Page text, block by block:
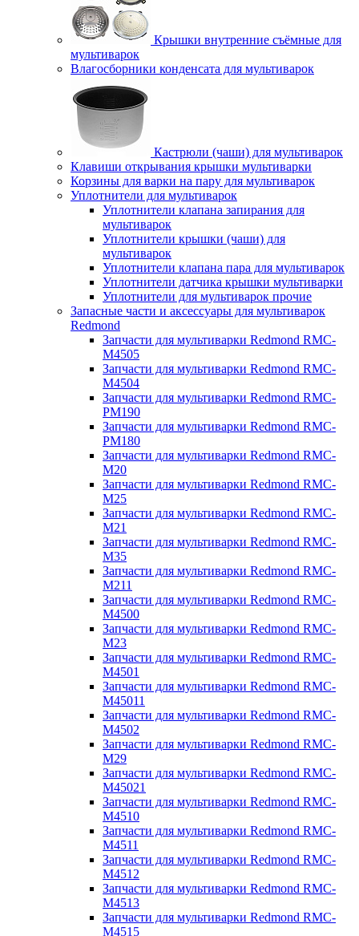
Крышки внутренние съёмные для
мультиварок
Влагосборники конденсата для мультиварок
Кастрюли (чаши) для мультиварок
Клавиши открывания крышки мультиварки
Корзины для варки на пару для мультиварок
Уплотнители для мультиварок
Уплотнители клапана запирания для
мультиварок
Уплотнители крышки (чаши) для
мультиварок
Уплотнители клапана пара для мультиварок
Уплотнители датчика крышки мультиварки
Уплотнители для мультиварок прочие
Запасные части и аксессуары для мультиварок
Redmond
Запчасти для мультиварки Redmond RMC-
M4505
Запчасти для мультиварки Redmond RMC-
M4504
Запчасти для мультиварки Redmond RMC-
PM190
Запчасти для мультиварки Redmond RMC-
PM180
Запчасти для мультиварки Redmond RMC-
M20
Запчасти для мультиварки Redmond RMC-
M25
Запчасти для мультиварки Redmond RMC-
M21
Запчасти для мультиварки Redmond RMC-
M35
Запчасти для мультиварки Redmond RMC-
M211
Запчасти для мультиварки Redmond RMC-
M4500
Запчасти для мультиварки Redmond RMC-
M23
Запчасти для мультиварки Redmond RMC-
M4501
Запчасти для мультиварки Redmond RMC-
M45011
Запчасти для мультиварки Redmond RMC-
M4502
Запчасти для мультиварки Redmond RMC-
M29
Запчасти для мультиварки Redmond RMC-
M45021
Запчасти для мультиварки Redmond RMC-
M4510
Запчасти для мультиварки Redmond RMC-
M4511
Запчасти для мультиварки Redmond RMC-
M4512
Запчасти для мультиварки Redmond RMC-
M4513
Запчасти для мультиварки Redmond RMC-
M4515